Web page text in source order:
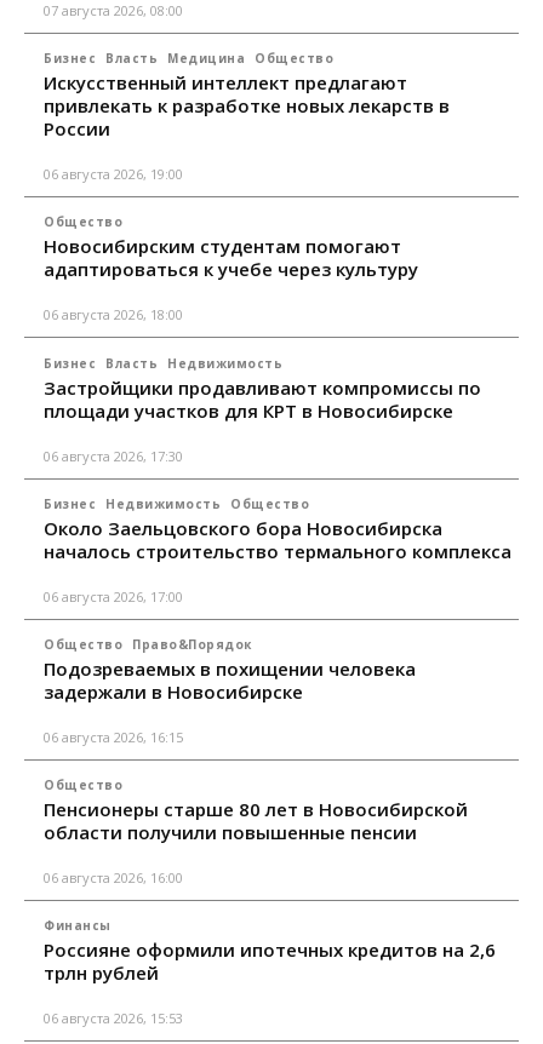
07 августа 2026, 08:00
Бизнес Власть Медицина Общество
Искусственный интеллект предлагают
привлекать к разработке новых лекарств в
России
06 августа 2026, 19:00
Общество
Новосибирским студентам помогают
адаптироваться к учебе через культуру
06 августа 2026, 18:00
Бизнес Власть Недвижимость
Застройщики продавливают компромиссы по
площади участков для КРТ в Новосибирске
06 августа 2026, 17:30
Бизнес Недвижимость Общество
Около Заельцовского бора Новосибирска
началось строительство термального комплекса
06 августа 2026, 17:00
Общество Право&Порядок
Подозреваемых в похищении человека
задержали в Новосибирске
06 августа 2026, 16:15
Общество
Пенсионеры старше 80 лет в Новосибирской
области получили повышенные пенсии
06 августа 2026, 16:00
Финансы
Россияне оформили ипотечных кредитов на 2,6
трлн рублей
06 августа 2026, 15:53